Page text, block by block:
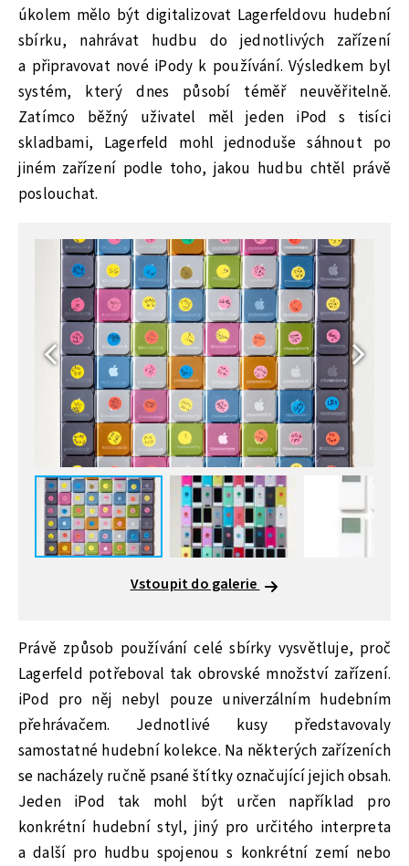
úkolem mělo být digitalizovat Lagerfeldovu hudební
sbírku, nahrávat hudbu do jednotlivých zařízení
a připravovat nové iPody k používání. Výsledkem byl
systém, který dnes působí téměř neuvěřitelně.
Zatímco běžný uživatel měl jeden iPod s tisíci
skladbami, Lagerfeld mohl jednoduše sáhnout po
jiném zařízení podle toho, jakou hudbu chtěl právě
poslouchat.
Vstoupit do galerie
Právě způsob používání celé sbírky vysvětluje, proč
Lagerfeld potřeboval tak obrovské množství zařízení.
iPod pro něj nebyl pouze univerzálním hudebním
přehrávačem. Jednotlivé kusy představovaly
samostatné hudební kolekce. Na některých zařízeních
se nacházely ručně psané štítky označující jejich obsah.
Jeden iPod tak mohl být určen například pro
konkrétní hudební styl, jiný pro určitého interpreta
a další pro hudbu spojenou s konkrétní zemí nebo